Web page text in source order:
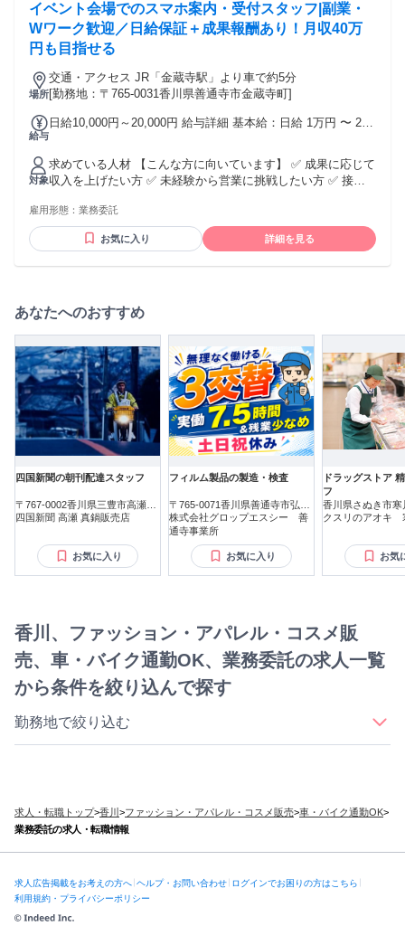
件】 ・未経験歓迎 ・第二新卒歓迎 ・フリーター歓迎 ・個人
事業主歓迎 ・販売、接客、営業経験がある方 ・携帯販売、通
信業界での経験がある方 ・イベントスタッフ経験がある方 ・
不動産営業、法人営業、個人営業経験がある方 ・家電量販店
での販売経験がある方 ・将来的にマネジメントに挑戦したい
方 ━━━━━━━━━━━━━━━ サポート体制
現場同行サポートあり ・営業ロールプレイングあり ・成果に
え相談可
イベント会場でのスマホ案内・受付スタッフ|副業・
Wワーク歓迎／日給保証＋成果報酬あり！月収40万
円も目指せる
場所
交通・アクセス JR「金蔵寺駅」より車で約5分
[勤務地：〒765-0031香川県善通寺市金蔵寺町]
給与
日給10,000円～20,000円 給与詳細 基本給：日給 1万円 〜 2万
当金額：なし 全員に一律で支払われるその他手当金額：なし
※日給1万円保証あり ※成果・獲得件数に応じて報酬アップあ
り ※報酬はスキル・成果・稼働日数・獲得件数をもとに決定
します。
対象
求めている人材 【こんな方に向いています】 ✅ 成果に応じて
収入を上げたい方 ✅ 未経験から営業に挑戦したい方 ✅ 接
ップを目指したい方 ✅ 若いうちから営業力を身につけたい方
✅ 将来的にリーダーや責任者を目指したい方 ✅ チームで成果
を出す仕事がしたい方 【必須条件】 ・人と話すことに抵抗が
件】 ・未経験歓迎 ・第二新卒歓迎 ・フリーター歓迎 ・個人
信業界での経験がある方 ・イベントスタッフ経験がある方 ・
不動産営業、法人営業、個人営業経験がある方 ・家電量販店
での販売経験がある方 ・将来的にマネジメントに挑戦したい
方 ━━━━━━━━━━━━━━━ サポート体制
━━━━━━━━━━━━━━━ ・未経験者向け研修あり ・
現場同行サポートあり ・営業ロールプレイングあり ・成果に
応じた報酬アップあり ・希望や適性により正社員への切り替
え相談可
雇用形態： 業務委託
お気に入り 詳細を見る
あなたへのおすすめ
四国新聞の朝刊配達スタッフ
〒767-0002香川県三豊市高瀬町
新名
四国新聞 高瀬 真鍋販売店
お気に入り
フィルム製品の製造・検査
〒765-0071香川県善通寺市弘田
町
株式会社グロップエスシー 善
通寺事業所
お気に入り
ドラッグストア
フ
香川県さぬき市寒
クスリのアオキ
お気
香川、ファッション・アパレル・コスメ販
売、車・バイク通勤OK、業務委託の求人一覧
から条件を絞り込んで探す
勤務地で絞り込む
求人・転職トップ>香川 >ファッション・アパレル・コスメ販売>車・バイク通勤OK>
業務委託の求人・転職情報
求人広告掲載をお考えの方へ ヘルプ・お問い合わせ ログインでお困りの方はこちら
利用規約・プライバシーポリシー